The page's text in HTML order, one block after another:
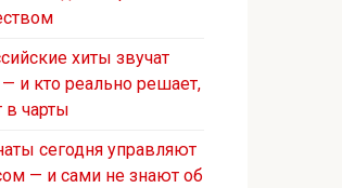
хиты звучат
и кто реально решает,
в чарты
сегодня управляют
— и сами не знают об